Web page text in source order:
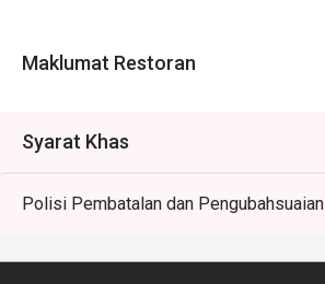
Maklumat Restoran
Syarat Khas
Polisi Pembatalan dan Pengubahsuaian